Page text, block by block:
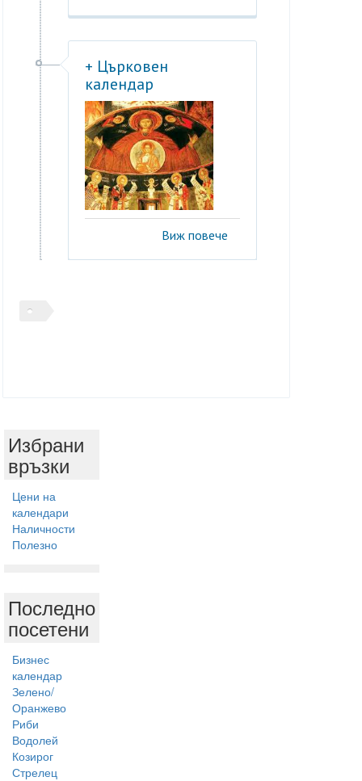
+ Църковен
календар
Виж повече
Избрани
връзки
Цени на
календари
Наличности
Полезно
Последно
посетени
Бизнес
календар
Зелено/
Оранжево
Риби
Водолей
Козирог
Стрелец